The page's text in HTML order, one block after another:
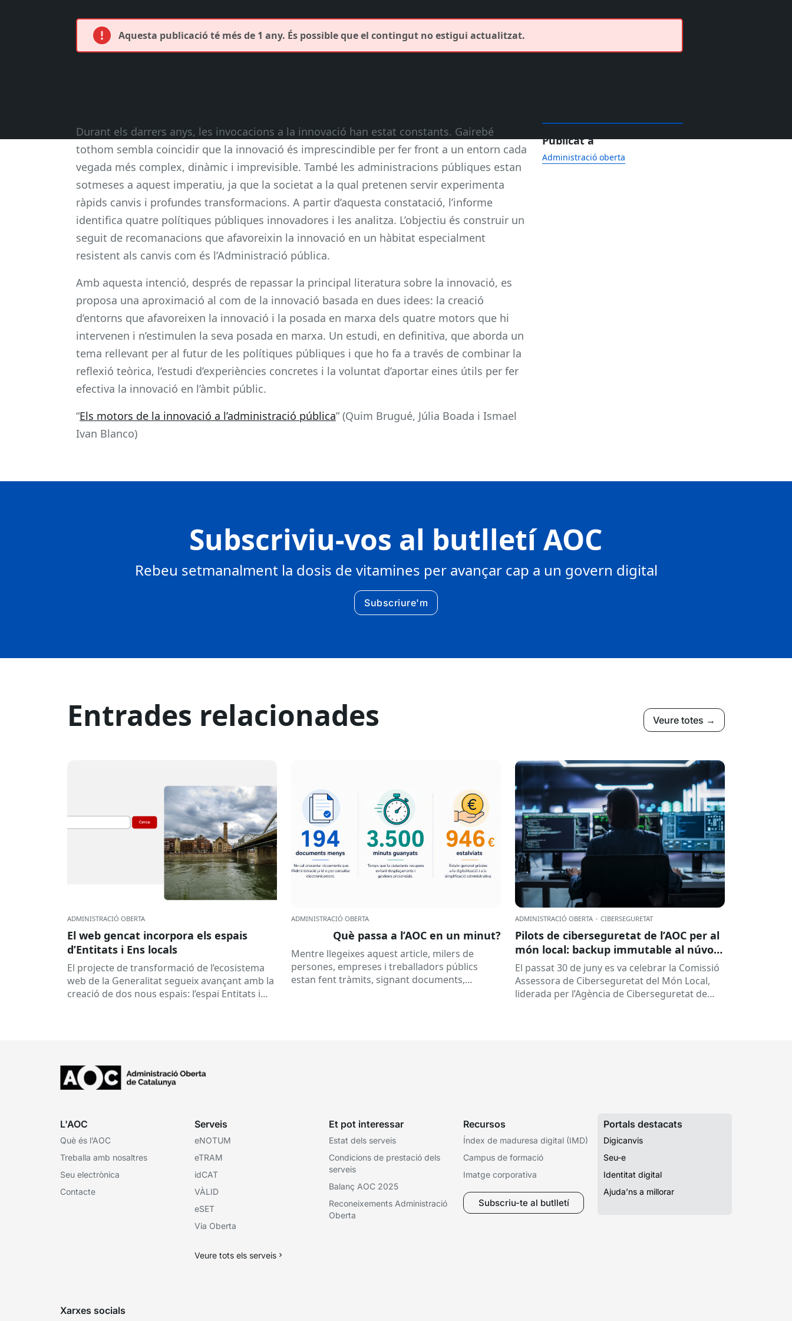
Aquesta publicació té més de 1 any. És possible que el contingut no estigui actualitzat.
Durant els darrers anys, les invocacions a la innovació han estat constants. Gairebé
tothom sembla coincidir que la innovació és imprescindible per fer front a un entorn cada
vegada més complex, dinàmic i imprevisible. També les administracions públiques estan
sotmeses a aquest imperatiu, ja que la societat a la qual pretenen servir experimenta
ràpids canvis i profundes transformacions. A partir d’aquesta constatació, l’informe
identifica quatre polítiques públiques innovadores i les analitza. L’objectiu és construir un
seguit de recomanacions que afavoreixin la innovació en un hàbitat especialment
resistent als canvis com és l’Administració pública.
Amb aquesta intenció, després de repassar la principal literatura sobre la innovació, es
proposa una aproximació al com de la innovació basada en dues idees: la creació
d’entorns que afavoreixen la innovació i la posada en marxa dels quatre motors que hi
intervenen i n’estimulen la seva posada en marxa. Un estudi, en definitiva, que aborda un
tema rellevant per al futur de les polítiques públiques i que ho fa a través de combinar la
reflexió teòrica, l’estudi d’experiències concretes i la voluntat d’aportar eines útils per fer
efectiva la innovació en l’àmbit públic.
“Els motors de la innovació a l’administració pública” (Quim Brugué, Júlia Boada i Ismael
Ivan Blanco)
Publicat a
Administració oberta
Subscriviu-vos al butlletí AOC
Rebeu setmanalment la dosis de vitamines per avançar cap a un govern digital
Subscriure'm
Entrades relacionades Veure totes →
ADMINISTRACIÓ OBERTA
El web gencat incorpora els espais
d’Entitats i Ens locals
El projecte de transformació de l’ecosistema
web de la Generalitat segueix avançant amb la
creació de dos nous espais: l’espai Entitats i
ADMINISTRACIÓ OBERTA
Què passa a l’AOC en un minut?
Mentre llegeixes aquest article, milers de
persones, empreses i treballadors públics
estan fent tràmits, signant documents,
ADMINISTRACIÓ OBERTA · CIBERSEGURETAT
Pilots de ciberseguretat de l’AOC per al
món local: backup immutable al núvol i
altres
El passat 30 de juny es va celebrar la Comissió
Assessora de Ciberseguretat del Món Local,
liderada per l’Agència de Ciberseguretat de
L'AOC
Què és l’AOC
Treballa amb nosaltres
Seu electrònica
Contacte
Serveis
eNOTUM
eTRAM
idCAT
VÀLID
eSET
Via Oberta
Veure tots els serveis
Et pot interessar
Estat dels serveis
Condicions de prestació dels
serveis
Balanç AOC 2025
Reconeixements Administració
Oberta
Recursos
Índex de maduresa digital (IMD)
Campus de formació
Imatge corporativa
Subscriu-te al butlletí
Portals destacats
Digicanvis
Seu-e
Identitat digital
Ajuda’ns a millorar
Xarxes socials